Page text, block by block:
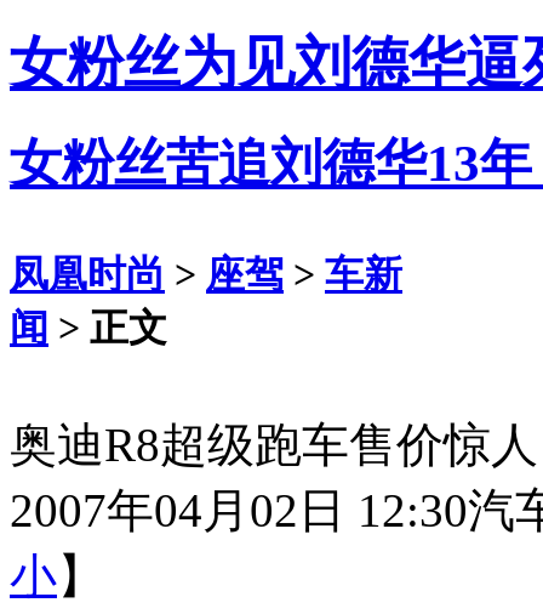
女粉丝为见刘德华逼
女粉丝苦追刘德华13
凤凰时尚 > 座驾 > 车新
闻 > 正文
奥迪R8超级跑车售价惊
2007年04月02日 12:30汽
小】